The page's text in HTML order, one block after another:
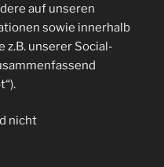
auf unseren
sowie innerhalb
z.B. unserer Social-
nicht